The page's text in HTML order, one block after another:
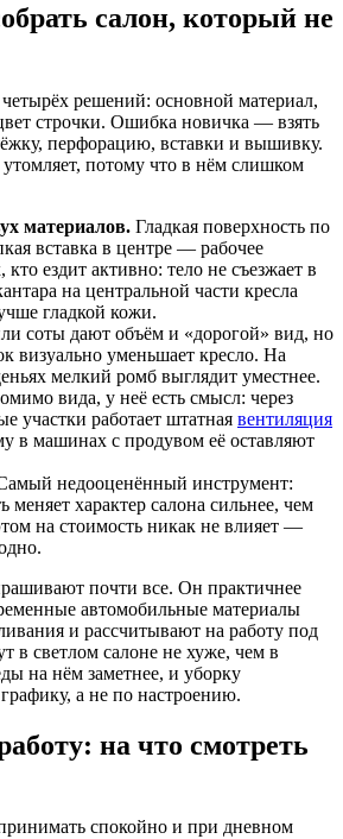
салон, который не
четырёх решений: основной материал,
строчки. Ошибка новичка — взять
перфорацию, вставки и вышивку.
утомляет, потому что в нём слишком
материалов. Гладкая поверхность по
вставка в центре — рабочее
кто ездит активно: тело не съезжает в
на центральной части кресла
гладкой кожи.
соты дают объём и «дорогой» вид, но
визуально уменьшает кресло. На
мелкий ромб выглядит уместнее.
вида, у неё есть смысл: через
участки работает штатная вентиляция
в машинах с продувом её оставляют
недооценённый инструмент:
меняет характер салона сильнее, чем
на стоимость никак не влияет —
почти все. Он практичнее
автомобильные материалы
и рассчитывают на работу под
в светлом салоне не хуже, чем в
на нём заметнее, и уборку
а не по настроению.
на что смотреть
спокойно и при дневном